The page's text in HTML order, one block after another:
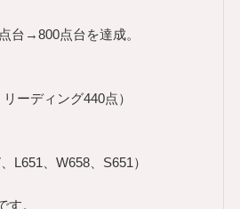
台→800点台を達成。
ーディング440点）
L651、W658、S651）
す。